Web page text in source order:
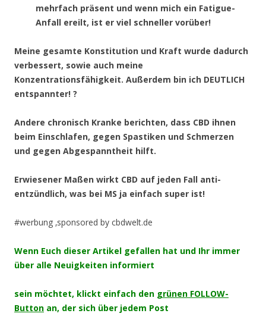
mehrfach präsent und wenn mich ein Fatigue-
Anfall ereilt, ist er viel schneller vorüber!
Meine gesamte Konstitution und Kraft wurde dadurch
verbessert, sowie auch meine
Konzentrationsfähigkeit. Außerdem bin ich DEUTLICH
entspannter! ?
Andere chronisch Kranke berichten, dass CBD ihnen
beim Einschlafen, gegen Spastiken und Schmerzen
und gegen Abgespanntheit hilft.
Erwiesener Maßen wirkt CBD auf jeden Fall anti-
entzündlich, was bei MS ja einfach super ist!
#werbung ‚sponsored by cbdwelt.de
Wenn Euch dieser Artikel gefallen hat und Ihr immer
über alle Neuigkeiten informiert
sein möchtet, klickt einfach den grünen FOLLOW-
Button an, der sich über jedem Post